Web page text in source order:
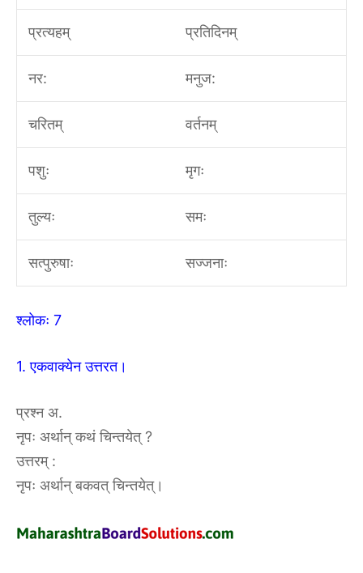
प्रत्यहम् प्रतिदिनम्
नर: मनुज:
चरितम् वर्तनम्
पशुः मृगः
तुल्यः समः
सत्पुरुषाः सज्जनाः
श्लोकः 7
1. एकवाक्येन उत्तरत।
प्रश्न अ.
नृपः अर्थान् कथं चिन्तयेत् ?
उत्तरम् :
नृपः अर्थान् बकवत् चिन्तयेत्।